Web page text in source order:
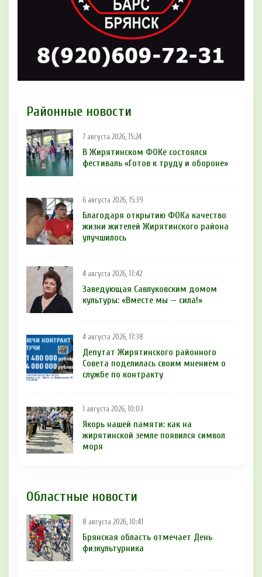
Районные новости
7 августа 2026, 15:24
В Жирятинском ФОКе состоялся
фестиваль «Готов к труду и обороне»
6 августа 2026, 15:39
Благодаря открытию ФОКа качество
жизни жителей Жирятинского района
улучшилось
4 августа 2026, 17:42
Заведующая Савлуковским домом
культуры: «Вместе мы — сила!»
4 августа 2026, 17:38
Депутат Жирятинского районного
Совета поделилась своим мнением о
службе по контракту
1 августа 2026, 10:03
Якорь нашей памяти: как на
жирятинской земле появился символ
моря
Областные новости
8 августа 2026, 10:41
Брянская область отмечает День
физкультурника